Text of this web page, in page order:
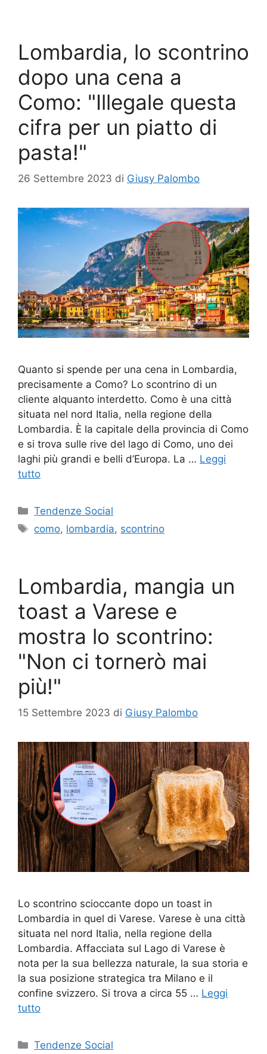
Lombardia, lo scontrino
dopo una cena a
Como: "Illegale questa
cifra per un piatto di
pasta!"
26 Settembre 2023 di Giusy Palombo
Quanto si spende per una cena in Lombardia,
precisamente a Como? Lo scontrino di un
cliente alquanto interdetto. Como è una città
situata nel nord Italia, nella regione della
Lombardia. È la capitale della provincia di Como
e si trova sulle rive del lago di Como, uno dei
laghi più grandi e belli d’Europa. La … Leggi
tutto
Categorie
Tendenze Social
Tag
como, lombardia, scontrino
Lombardia, mangia un
toast a Varese e
mostra lo scontrino:
"Non ci tornerò mai
più!"
15 Settembre 2023 di Giusy Palombo
Lo scontrino scioccante dopo un toast in
Lombardia in quel di Varese. Varese è una città
situata nel nord Italia, nella regione della
Lombardia. Affacciata sul Lago di Varese è
nota per la sua bellezza naturale, la sua storia e
la sua posizione strategica tra Milano e il
confine svizzero. Si trova a circa 55 … Leggi
tutto
Categorie
Tendenze Social